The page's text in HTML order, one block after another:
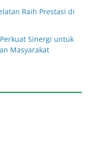
Raih Prestasi di
Sinergi untuk
Masyarakat